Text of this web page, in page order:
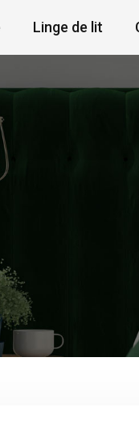
Linge de lit